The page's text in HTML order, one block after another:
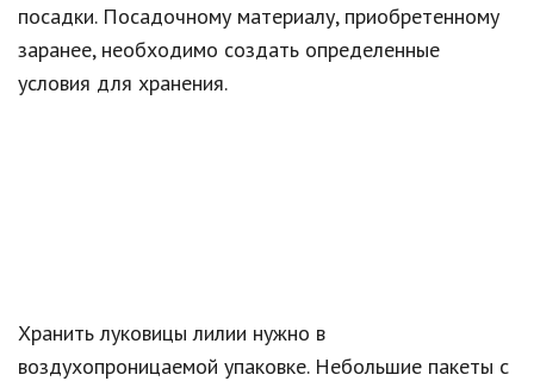
посадки. Посадочному материалу, приобретенному
заранее, необходимо создать определенные
условия для хранения.
Хранить луковицы лилии нужно в
воздухопроницаемой упаковке. Небольшие пакеты с